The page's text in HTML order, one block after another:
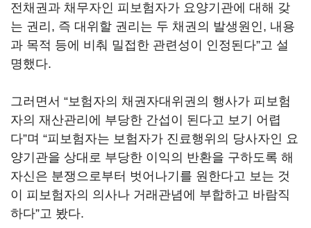
전채권과 채무자인 피보험자가 요양기관에 대해 갖
는 권리, 즉 대위할 권리는 두 채권의 발생원인, 내용
과 목적 등에 비춰 밀접한 관련성이 인정된다”고 설
명했다.
그러면서 “보험자의 채권자대위권의 행사가 피보험
자의 재산관리에 부당한 간섭이 된다고 보기 어렵
다”며 “피보험자는 보험자가 진료행위의 당사자인 요
양기관을 상대로 부당한 이익의 반환을 구하도록 해
자신은 분쟁으로부터 벗어나기를 원한다고 보는 것
이 피보험자의 의사나 거래관념에 부합하고 바람직
하다”고 봤다.